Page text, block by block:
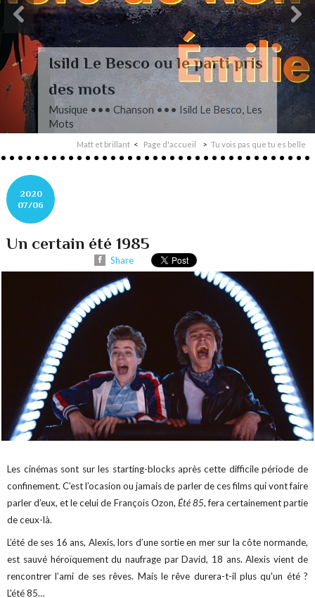
L’autre Mendelssohn
Musique ••• Classique ••• Fanny
Mendelssohn, Das Jahr
Matt et brillant Page d'accueil Tu vois pas que tu es belle
2020
07/06
Un certain été 1985
Share
Les cinémas sont sur les starting-blocks après cette difficile période de
confinement. C’est l’ocasion ou jamais de parler de ces films qui vont faire
parler d’eux, et le celui de François Ozon, Été 85, fera certainement partie
de ceux-là.
L’été de ses 16 ans, Alexis, lors d’une sortie en mer sur la côte normande,
est sauvé héroïquement du naufrage par David, 18 ans. Alexis vient de
rencontrer l’ami de ses rêves. Mais le rêve durera-t-il plus qu'un été ?
L'été 85…